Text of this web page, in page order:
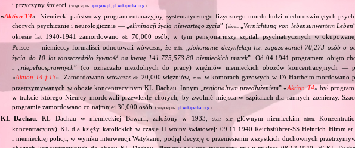
i przyczyny śmierci.
(więcej na:ipn.gov.pl ,pl.wikipedia.org)
«Aktion T4»: Niemiecki państwowy program eutanazyjny, systematycznego fizycznego mordu ludzi niedorozwiniętych
chorych psychicznie i neurologicznie — „eliminacji życia niewartego życia” (niem. Vernichtung von lebensunwertem Leben
okresie lat 1940‐1941 zamordowanook.
70,000 osób, w tym pensjonariuszy szpitali psychiatrycznych w
Polsce — niemieccy formaliści odnotowali wówczas, żem.in. dokonanie dezynfekcji [i.e.
zagazowanie] 70,273 osób o
życia do 10 lat zaoszczędziło żywność na kwotę 141,775,573.80 niemieckich marek”. Od 04.1941 programem objęto
i „ niepełnosprawnych” (co oznaczało niezdolnych do pracy) więźniów niemieckich obozów koncentracyjnych —
«Aktion 14 f 13». Zamordowano wówczasok. 20,000 więźniów,m.in.
w komorach gazowych w TA Hartheim mordowano
przetrzymywanych w obozie koncentracyjnym KL Dachau. Innym „ regionalnym przedłużeniem” «Aktion T4» był
w trakcie którego Niemcy mordowali przewlekle chorych, by zwolnić miejsca w szpitalach dla rannych żołnierzy.
programie zamordowano co najmniej 30,000 osób. (więcej na:pl.wikipedia.org)
KL Dachau: KL Dachau w niemieckiej Bawarii, założony w 1933, stał się głównym niemieckim niem.
koncentracyjny) KL dla księży katolickich w czasie II wojny światowej: 09.11.1940 Reichsführer‐SS Heinrich Himmler,
i niemieckiej policji, w wyniku interwencji Watykanu, podjął decyzję o przeniesieniu wszystkich duchownych